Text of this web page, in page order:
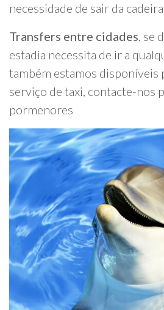
necessidade de sair da
Transfers entre cidades, se
estadia necessita de ir a
também estamos disponíveis
serviço de taxi, contacte-nos
pormenores